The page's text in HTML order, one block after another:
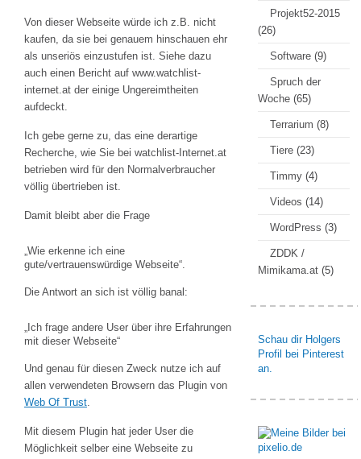
Von dieser Webseite würde ich z.B. nicht
kaufen, da sie bei genauem hinschauen ehr
als unseriös einzustufen ist. Siehe dazu
auch einen Bericht auf www.watchlist-
internet.at der einige Ungereimtheiten
aufdeckt.
Ich gebe gerne zu, das eine derartige
Recherche, wie Sie bei watchlist-Internet.at
betrieben wird für den Normalverbraucher
völlig übertrieben ist.
Damit bleibt aber die Frage
„Wie erkenne ich eine
gute/vertrauenswürdige Webseite“.
Die Antwort an sich ist völlig banal:
„Ich frage andere User über ihre Erfahrungen
mit dieser Webseite“
Und genau für diesen Zweck nutze ich auf
allen verwendeten Browsern das Plugin von
Web Of Trust.
Mit diesem Plugin hat jeder User die
Möglichkeit selber eine Webseite zu
Projekt52-2015
(26)
Software (9)
Spruch der
Woche (65)
Terrarium (8)
Tiere (23)
Timmy (4)
Videos (14)
WordPress (3)
ZDDK /
Mimikama.at (5)
Schau dir Holgers
Profil bei Pinterest
an.